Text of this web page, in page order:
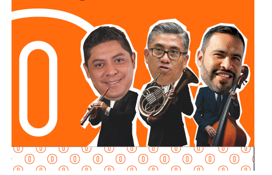
ejemplar caído, ambos considerados un riesgo para la
población y la infraestructura urbana, dentro de los cinco
reportes atendidos por posible caída de arbolado.
José María Mercado, colonia Insurgentes
personal de la corporación retiró basura acumulada en las
bocas de tormenta para permitir el desfogue del agua, lo
que redujo el nivel del encharcamiento en la zona.